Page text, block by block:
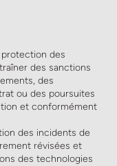
des
des sanctions
des
ou des poursuites
et conformément
des incidents de
révisées et
des technologies